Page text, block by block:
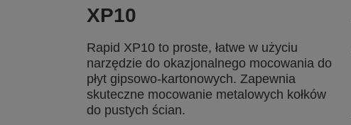
XP10
Rapid XP10 to proste, łatwe w użyciu
narzędzie do okazjonalnego mocowania do
płyt gipsowo-kartonowych. Zapewnia
skuteczne mocowanie metalowych kołków
do pustych ścian.